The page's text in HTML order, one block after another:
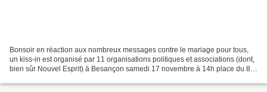
Bonsoir en réaction aux nombreux messages contre le mariage pour tous,
un kiss-in est organisé par 11 organisations politiques et associations (dont,
bien sûr Nouvel Esprit) à Besançon samedi 17 novembre à 14h place du 8